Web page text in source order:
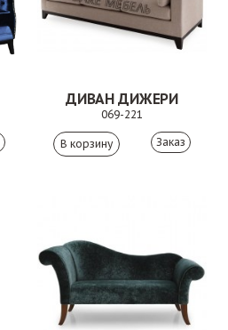
ДИВАН ДИЖЕРИ
069-221
Заказ